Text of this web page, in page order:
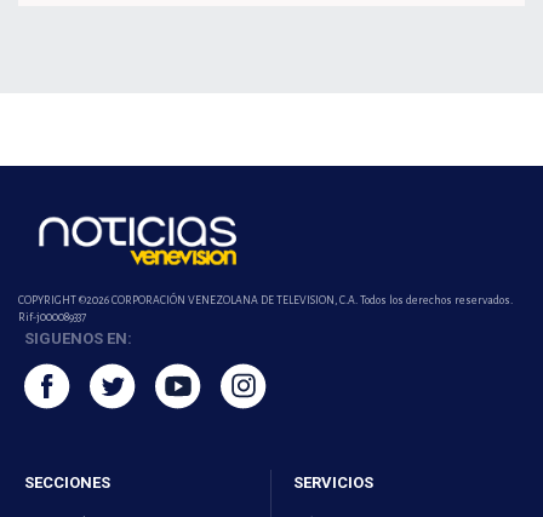
COPYRIGHT ©2026 CORPORACIÓN VENEZOLANA DE TELEVISION, C.A. Todos los derechos reservados.
Rif-j000089337
SIGUENOS EN:
SECCIONES SERVICIOS